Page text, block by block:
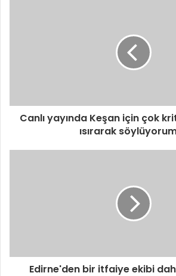
Canlı yayında Keşan için çok
ısırarak
Edirne'den bir itfaiye ekibi